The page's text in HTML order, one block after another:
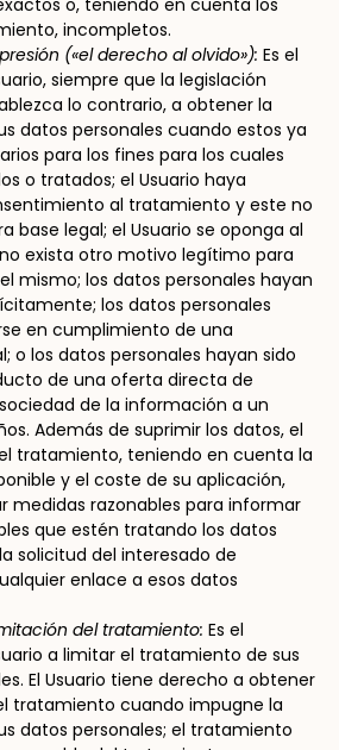
o, teniendo en cuenta los
incompletos.
(«el derecho al olvido»): Es el
siempre que la legislación
lo contrario, a obtener la
datos personales cuando estos ya
para los fines para los cuales
o tratados; el Usuario haya
al tratamiento y este no
base legal; el Usuario se oponga al
exista otro motivo legítimo para
mismo; los datos personales hayan
los datos personales
en cumplimiento de una
o los datos personales hayan sido
de una oferta directa de
de la información a un
Además de suprimir los datos, el
tratamiento, teniendo en cuenta la
y el coste de su aplicación,
medidas razonables para informar
que estén tratando los datos
solicitud del interesado de
enlace a esos datos
del tratamiento: Es el
a limitar el tratamiento de sus
El Usuario tiene derecho a obtener
tratamiento cuando impugne la
datos personales; el tratamiento